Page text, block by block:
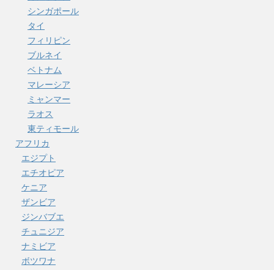
シンガポール
タイ
フィリピン
ブルネイ
ベトナム
マレーシア
ミャンマー
ラオス
東ティモール
アフリカ
エジプト
エチオピア
ケニア
ザンビア
ジンバブエ
チュニジア
ナミビア
ボツワナ